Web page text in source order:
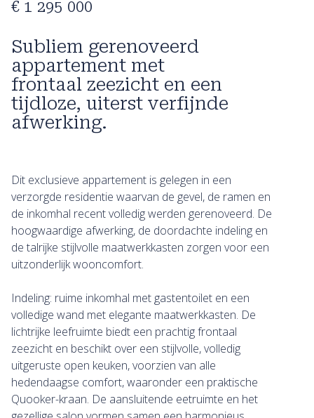
Subliem gerenoveerd
appartement met
frontaal zeezicht en een
tijdloze, uiterst verfijnde
afwerking.
€ 1 295 000
Dit exclusieve appartement is gelegen in een
verzorgde residentie waarvan de gevel, de ramen en
de inkomhal recent volledig werden gerenoveerd. De
hoogwaardige afwerking, de doordachte indeling en
de talrijke stijlvolle maatwerkkasten zorgen voor een
uitzonderlijk wooncomfort.
Indeling: ruime inkomhal met gastentoilet en een
volledige wand met elegante maatwerkkasten. De
lichtrijke leefruimte biedt een prachtig frontaal
zeezicht en beschikt over een stijlvolle, volledig
uitgeruste open keuken, voorzien van alle
hedendaagse comfort, waaronder een praktische
Quooker-kraan. De aansluitende eetruimte en het